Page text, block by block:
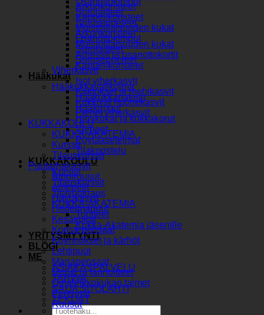
Surulaitteet
Suruseppeleet
Arkunkoristeet
Muistotilaisuuden kukat
Adressit ja osanottokortit
Kappelikoristeet
Hääkukat
Hääkukkavalikoima
Hääkukkapaketit
Hääkimput
Hiuskukat ja kukkakorut
Vieheet
Pöytäasetelmat
Tilakoristelu
KUKKAKOULU
Kurssit
Tilauskurssit
Tilavuokraus
KUKKA-AKATEMIA
Tuotteet
Kukka-Akatemia jäsenille
YRITYSMYYNTI
BLOGI
ME
ASIAKASPALVELU
TARINA
SAIJA SITOLAHTI
TEKIJÄT
Etsi:
Arkunkoristeet
Kappelikoristeet
Muistotilaisuuden kukat
Osanottokimput
Surulaitteet
Suruseppeleet
Viherkasvit
Isot viherkasvit
Kaktukset ja mehikasvit
Kukkivat huonekasvit
Pienet viherkasvit
KUKKAKOULU
KUKKA-AKATEMIA
Kurssit
Tilauskurssit
Puutarhakasvit
Alppiruusut
Amppelit
Havukasvit
Hedelmäpuut
Kesäkukat
Koristepensaat
Köynnökset ja kärhöt
Lehtipuut
Marjapensaat
Mullat ja lannoitteet
Omaleikkokukan taimet
Perennat
Ruusut